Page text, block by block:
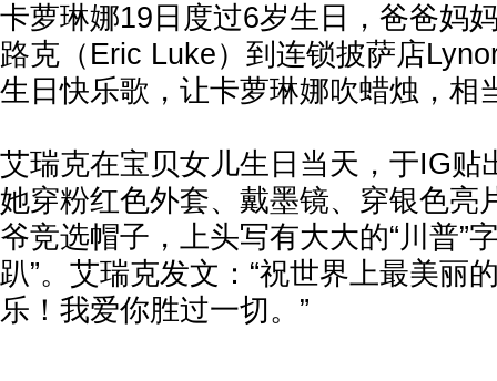
卡萝琳娜19日度过6岁生日，爸爸妈
路克（Eric Luke）到连锁披萨店
生日快乐歌，让卡萝琳娜吹蜡烛，相
艾瑞克在宝贝女儿生日当天，于IG贴
她穿粉红色外套、戴墨镜、穿银色亮
爷竞选帽子，上头写有大大的“川普”
趴”。艾瑞克发文：“祝世界上最美丽
乐！我爱你胜过一切。”